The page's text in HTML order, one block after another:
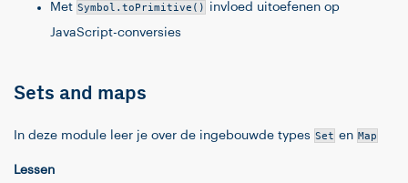
Met Symbol.toPrimitive() invloed uitoefenen op
JavaScript-conversies
Sets and maps
In deze module leer je over de ingebouwde types Set en Map
Lessen